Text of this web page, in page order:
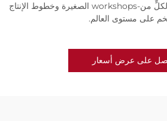
قطعة/دقيقة، وهي مناسبة لكلٍّ من-workshops الصغيرة وخطوط الإنتاج
على مستوى العالم.
على عرض أسعار